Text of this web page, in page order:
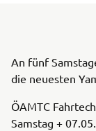
An fünf
die neuesten
ÖAMTC
Samstag +